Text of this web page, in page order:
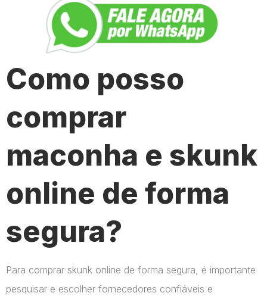
Como posso
comprar
maconha e skunk
online de forma
segura?
Para comprar skunk online de forma segura, é importante
pesquisar e escolher fornecedores confiáveis e